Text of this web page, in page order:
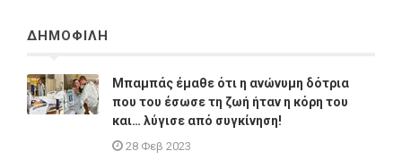
ΔΗΜΟΦΙΛΗ
Μπαμπάς έμαθε ότι η ανώνυμη δότρια
που του έσωσε τη ζωή ήταν η κόρη του
και… λύγισε από συγκίνηση!
28 Φεβ 2023